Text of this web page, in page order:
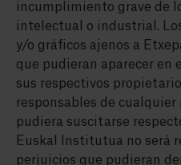
incumplimiento grave de
intelectual o industrial.
y/o gráficos ajenos a
que pudieran aparecer en
sus respectivos
responsables de
pudiera suscitarse
Euskal Institutua no será
perjuicios que pudieran